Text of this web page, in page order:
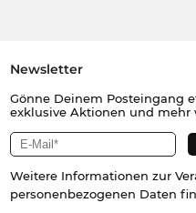
Newsletter
Gönne Deinem Posteingang
exklusive Aktionen und mehr
Weitere Informationen zur
personenbezogenen Daten